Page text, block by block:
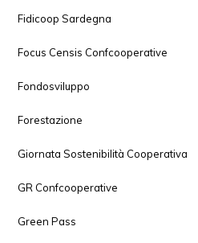
Fidicoop Sardegna
Focus Censis Confcooperative
Fondosviluppo
Forestazione
Giornata Sostenibilità Cooperativa
GR Confcooperative
Green Pass